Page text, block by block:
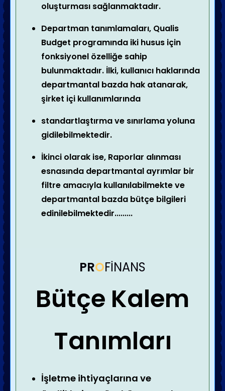
oluşturması sağlanmaktadır.
Departman tanımlamaları, Qualis
Budget programında iki husus için
fonksiyonel özelliğe sahip
bulunmaktadır. İlki, kullanıcı haklarında
departmantal bazda hak atanarak,
şirket içi kullanımlarında
standartlaştırma ve sınırlama yoluna
gidilebilmektedir.
İkinci olarak ise, Raporlar alınması
esnasında departmantal ayrımlar bir
filtre amacıyla kullanılabilmekte ve
departmantal bazda bütçe bilgileri
edinilebilmektedir.........
PROFİNANS
Bütçe Kalem
Tanımları
İşletme ihtiyaçlarına ve